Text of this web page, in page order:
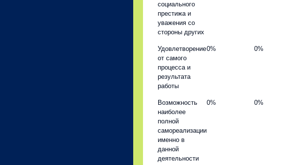
социального
престижа и
уважения со
стороны других
Удовлетворение
от самого
процесса и
результата
работы
0% 0%
Возможность
наиболее
полной
самореализации
именно в
данной
деятельности
0% 0%